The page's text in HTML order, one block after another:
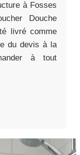
à Fosses
Douche
livré comme
du devis à la
à tout